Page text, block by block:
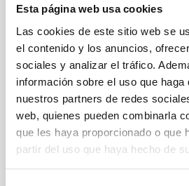
Esta página web usa cookies
Las cookies de este sitio web se
el contenido y los anuncios,
sociales y analizar el tráfico.
información sobre el uso que haga
nuestros partners de redes
web, quienes pueden combinarla
que les haya proporcionado o que
partir del uso que haya hecho de
sistema multiplanetario en
cambio
Un equipo científico internacional,
personal investigador del
Canarias (IAC), ha confirmado la
cuerpos que orbitan alrededor
exoplanetario TOI-201. Entre
supertierra (TOI-201 d), un
201 b) y una enana marrón (TOI-